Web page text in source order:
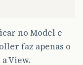
no Model e
faz apenas o
View.